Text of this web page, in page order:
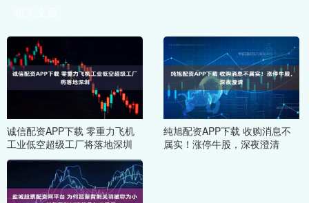
诚信配资APP下载 零重力飞机
工业低空超级工厂将落地深圳
纯旭配资APP下载 收购消息不
属实！涨停牛股，深夜澄清